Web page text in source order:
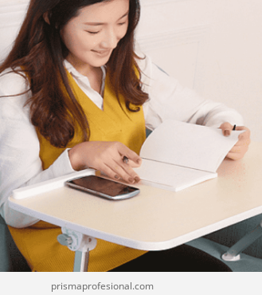
prismaprofesional.com